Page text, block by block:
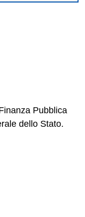
Pubblica
dello Stato.